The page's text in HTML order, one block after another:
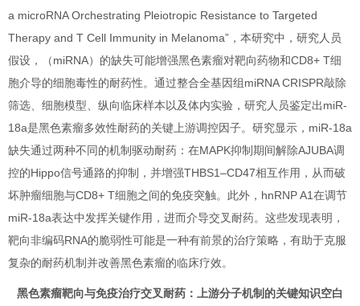
a microRNA Orchestrating Pleiotropic Resistance to Targeted
Therapy and T Cell Immunity in Melanoma”，本研究中，研究人员
假设，（miRNA）的缺失可能增强黑色素瘤对靶向药物和CD8+ T细
胞介导的细胞毒性的耐药性。通过整合全基因组miRNA CRISPR敲除
筛选、细胞模型、纵向临床样本以及体内实验，研究人员鉴定出miR-
18a是黑色素瘤多效性耐药的关键上游调控因子。研究显示，miR-18a
缺失通过两种不同的机制驱动耐药：在MAPK抑制期间解除AJUBA调
控的Hippo信号通路的抑制，并增强THBS1–CD47相互作用，从而破
坏肿瘤细胞与CD8+ T细胞之间的免疫突触。此外，hnRNP A1在调节
miR-18a表达中发挥关键作用，进而介导交叉耐药。这些发现表明，
靶向非编码RNA的脆弱性可能是一种有前景的治疗策略，有助于克服
复杂的耐药机制并改善黑色素瘤的临床疗效。
黑色素瘤靶向与免疫治疗交叉耐药：上游分子机制的关键知识空白